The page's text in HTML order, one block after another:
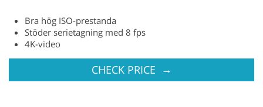
Bra hög ISO-prestanda
Stöder serietagning med 8 fps
4K-video
CHECK PRICE →